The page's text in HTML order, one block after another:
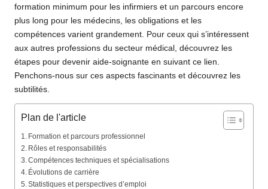
formation minimum pour les infirmiers et un parcours encore
plus long pour les médecins, les obligations et les
compétences varient grandement. Pour ceux qui s’intéressent
aux autres professions du secteur médical, découvrez les
étapes pour devenir aide-soignante en suivant ce lien.
Penchons-nous sur ces aspects fascinants et découvrez les
subtilités.
Plan de l'article
Formation et parcours professionnel
Rôles et responsabilités
Compétences techniques et spécialisations
Évolutions de carrière
Statistiques et perspectives d’emploi